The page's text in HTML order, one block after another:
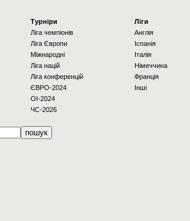
Турніри
Ліга чемпіонів
Ліга Європи
Міжнародні
Ліга націй
Ліга конференцій
ЄВРО-2024
OI-2024
ЧС-2026
Ліги
Англія
Іспанія
Італія
Німеччина
Франція
Інші